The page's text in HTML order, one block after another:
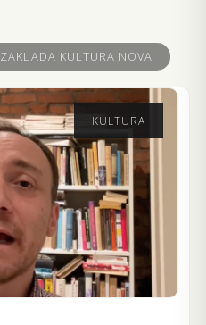
ZAKLADA KULTURA NOVA
KULTURA